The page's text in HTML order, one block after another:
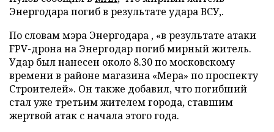
Энергодара погиб в результате удара ВСУ,.
По словам мэра Энергодара , «в результате атаки
FPV-дрона на Энергодар погиб мирный житель.
Удар был нанесен около 8.30 по московскому
времени в районе магазина «Мера» по проспекту
Строителей». Он также добавил, что погибший
стал уже третьим жителем города, ставшим
жертвой атак с начала этого года.